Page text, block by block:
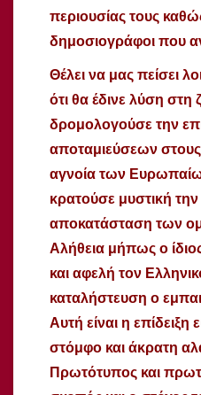
περιουσίας τους
δημοσιογράφοι που
Θέλει να μας πείσει
ότι θα έδινε λύση στη
δρομολογούσε την
αποταμιεύσεων
αγνοία των
κρατούσε μυστική την
αποκατάσταση των
Αλήθεια μήπως ο
και αφελή τον
καταλήστευση ο
Αυτή είναι η
στόμφο και άκρατη
Πρωτότυπος και